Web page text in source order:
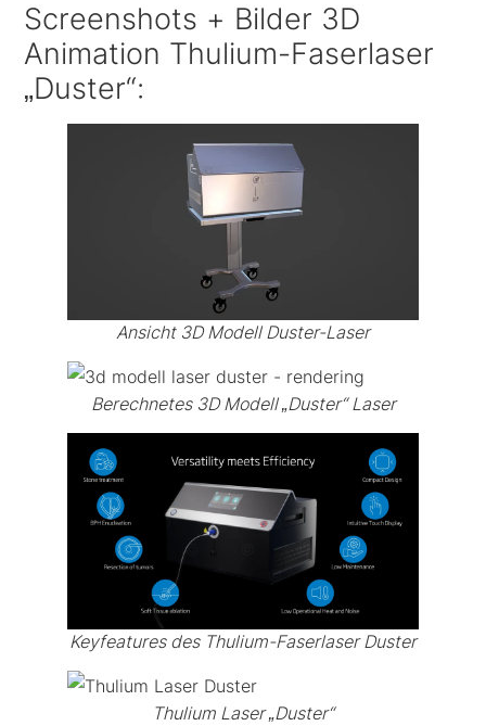
Screenshots + Bilder 3D
Animation Thulium-Faserlaser
„Duster“:
Ansicht 3D Modell Duster-Laser
Berechnetes 3D Modell „Duster“ Laser
Keyfeatures des Thulium-Faserlaser Duster
Thulium Laser „Duster“